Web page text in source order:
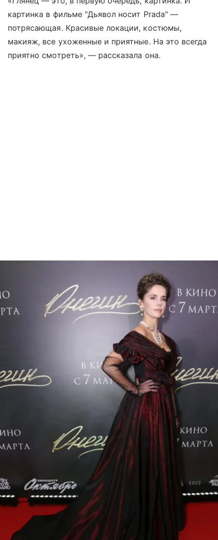
картинка в фильме "Дьявол носит Prada" —
потрясающая. Красивые локации, костюмы,
макияж, все ухоженные и приятные. На это всегда
приятно смотреть», — рассказала она.